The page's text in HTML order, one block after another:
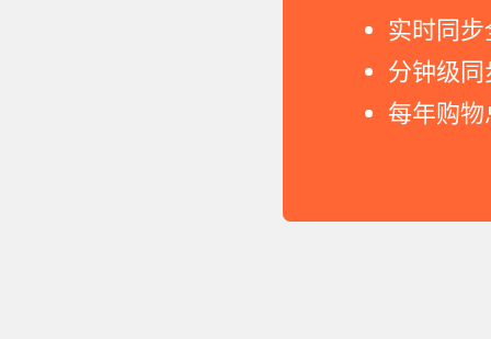
实时同
分钟级
每年购